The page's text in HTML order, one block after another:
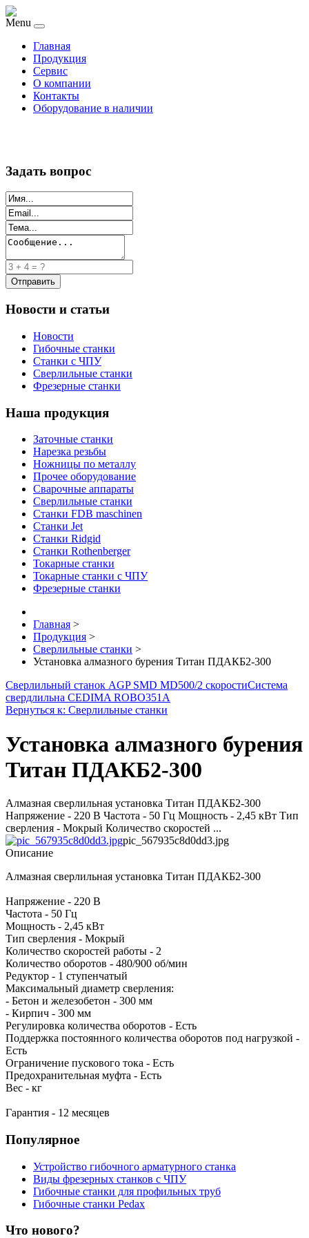
Menu
Главная
Продукция
Сервис
О компании
Контакты
Оборудование в наличии
Задать вопрос
Новости и статьи
Новости
Гибочные станки
Станки с ЧПУ
Сверлильные станки
Фрезерные станки
Наша продукция
Заточные станки
Нарезка резьбы
Ножницы по металлу
Прочее оборудование
Сварочные аппараты
Сверлильные станки
Станки FDB maschinen
Станки Jet
Станки Ridgid
Станки Rothenberger
Токарные станки
Токарные станки с ЧПУ
Фрезерные станки
Главная >
Продукция >
Сверлильные станки >
Установка алмазного бурения Титан ПДАКБ2-300
Сверлильный станок AGP SMD MD500/2 скоростиСистема
свердлильна CEDIMA ROBO351A
Вернуться к: Сверлильные станки
Установка алмазного бурения
Титан ПДАКБ2-300
Алмазная сверлильная установка Титан ПДАКБ2-300
Напряжение - 220 В Частота - 50 Гц Мощность - 2,45 кВт Тип
сверления - Мокрый Количество скоростей ...
pic_567935c8d0dd3.jpg
Описание
Алмазная сверлильная установка Титан ПДАКБ2-300
Напряжение - 220 В
Частота - 50 Гц
Мощность - 2,45 кВт
Тип сверления - Мокрый
Количество скоростей работы - 2
Количество оборотов - 480/900 об/мин
Редуктор - 1 ступенчатый
Максимальный диаметр сверления:
- Бетон и железобетон - 300 мм
- Кирпич - 300 мм
Регулировка количества оборотов - Есть
Поддержка постоянного количества оборотов под нагрузкой -
Есть
Ограничение пускового тока - Есть
Предохранительная муфта - Есть
Вес - кг
Гарантия - 12 месяцев
Популярное
Устройство гибочного арматурного станка
Виды фрезерных станков с ЧПУ
Гибочные станки для профильных труб
Гибочные станки Pedax
Что нового?